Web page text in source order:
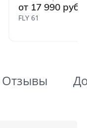
от 17 990 руб.
FLY 61
Отзывы